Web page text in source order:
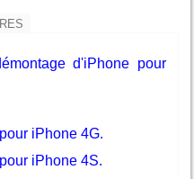
d'iPhone pour
iPhone 4G.
iPhone 4S.